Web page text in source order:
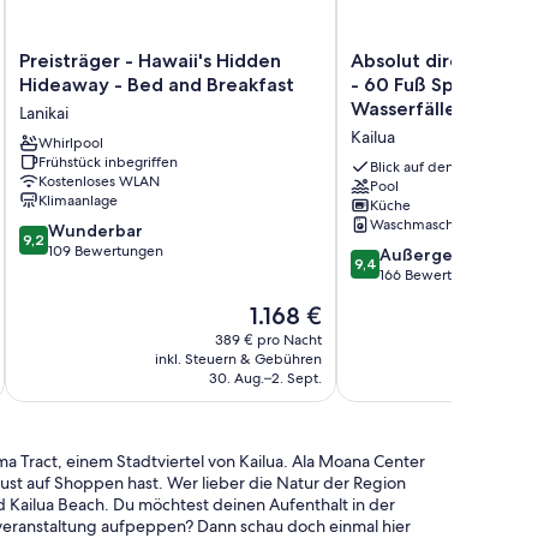
Preisträger
-
Hidden
Hideaway
-
Bed
and
Breakfast
Lanikai
Preisträger - Hawaii's Hidden
Hideaway - Bed and Breakfast
Lanikai
Whirlpool
Frühstück inbegriffen
Kostenloses WLAN
Klimaanlage
9.2
von
9,2 Wunderbar
109 Bewertungen
Der
Preis
beträgt
1.168 €
1.168 €
389 € pro Nacht
inkl. Steuern & Gebühren
30. Aug.–2. Sept.
Absolut
direkt
am
Meer
und
legal
-
60
Fuß
Sportbecken
mit
Kailua
Absolut direkt am
- 60 Fuß
Wasserfällen - $ 199
Kailua
Blick auf den Ozean
Pool
Küche
Waschmaschine
9.4
von
9,4 Außergewöhnlich
166 Bewertungen
Tract, einem Stadtviertel von Kailua. Ala Moana Center
auf Shoppen hast. Wer lieber die Natur der Region
Beach. Du möchtest deinen Aufenthalt in der
aufpeppen? Dann schau doch einmal hier